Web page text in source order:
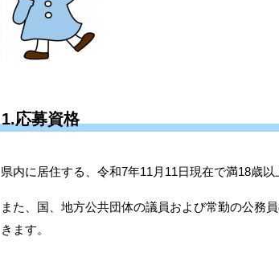
1.応募資格
県内に居住する、令和7年11月11日現在で満18歳以
また、国、地方公共団体の議員および常勤の公務
きます。